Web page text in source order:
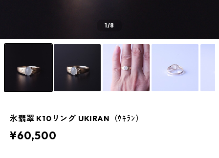
1/8
氷翡翠 K10リング UKIRAN（ｳｷﾗﾝ）
¥60,500